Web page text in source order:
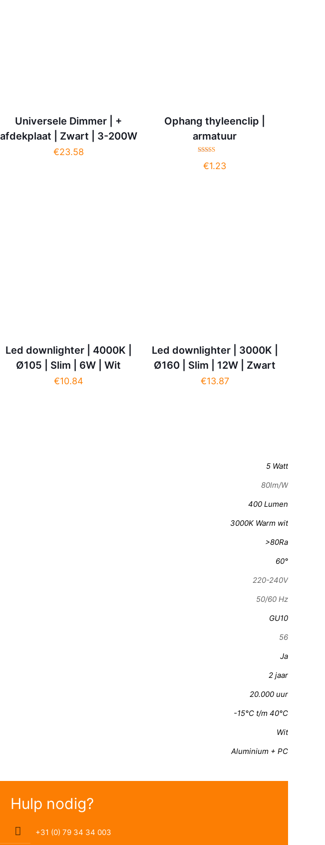
Universele Dimmer | +
afdekplaat | Zwart | 3-200W
€23.58
Ophang thyleenclip |
armatuur
5.00
uit 5
€1.23
Led downlighter | 4000K |
Ø105 | Slim | 6W | Wit
€10.84
Led downlighter | 3000K |
Ø160 | Slim | 12W | Zwart
€13.87
5 Watt
80lm/W
400 Lumen
3000K Warm wit
>80Ra
60°
220-240V
50/60 Hz
GU10
56
Ja
2 jaar
20.000 uur
-15°C t/m 40°C
Wit
Aluminium + PC
Hulp nodig?
+31 (0) 79 34 34 003